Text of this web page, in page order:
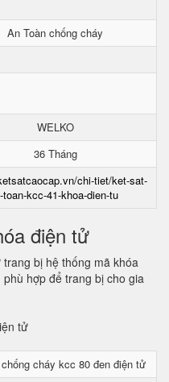
An Toàn chống cháy
WELKO
36 Tháng
chi-tiet/ket-sat-
toan-kcc-41-khoa-dien-tu
điện tử
bị hệ thống mã khóa
hợp để trang bị cho gia
cháy kcc 80 đen điện tử